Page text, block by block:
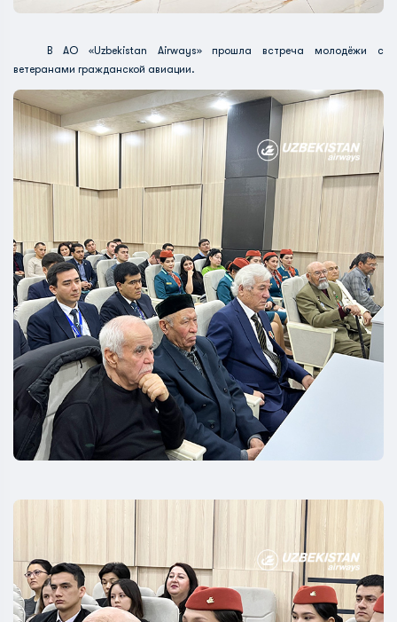
В АО «Uzbekistan Airways» прошла встреча молодёжи с
ветеранами гражданской авиации.